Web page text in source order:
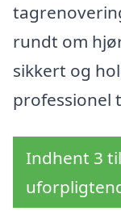
rundt om
sikkert og
professionel
Indhent 3